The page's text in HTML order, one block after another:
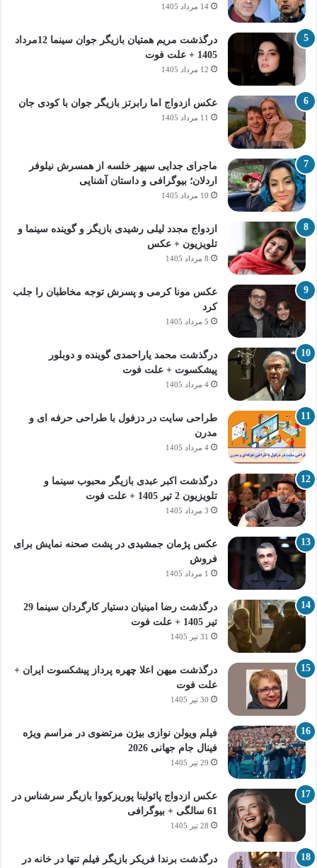
14 مرداد 1405
درگذشت مریم همتیان بازیگر جوان سینما 12مرداد
1405 + علت فوت
12 مرداد 1405
عکس ازدواج اما رابرتز بازیگر جوان با کودی جان
11 مرداد 1405
ماجرای جدایی سپهر خلسه از همسرش نیلوفر
اردلان؛ بیوگرافی و داستان آشنایی
10 مرداد 1405
ازدواج مجدد لیلی رشیدی بازیگر و گوینده سینما و
تلویزیون + عکس
8 مرداد 1405
عکس مونا کرمی و پسرش توجه مخاطبان را جلب
کرد
5 مرداد 1405
درگذشت محمد یاراحمدی گوینده و دوبلور
پیشکسوت + علت فوت
4 مرداد 1405
طراحی سایت در دزفول با طراحی حرفه‌ ای و
مدرن
4 مرداد 1405
درگذشت اکبر عبدی بازیگر محبوب سینما و
تلویزیون 2 تیر 1405 + علت فوت
3 مرداد 1405
عکس پژمان جمشیدی در پشت صحنه نمایش برای
فروش
1 مرداد 1405
درگذشت رضا امینیان دستیار کارگردان سینما 29
تیر 1405 + علت فوت
31 تیر 1405
درگذشت میهن اعلا چهره پرداز پیشکسوت ایران +
علت فوت
30 تیر 1405
فیلم ویولن نوازی بیژن مرتضوی در مراسم ویژه
فینال جام جهانی 2026
29 تیر 1405
عکس ازدواج پائولینا پوریزکووا بازیگر سرشناس در
61 سالگی + بیوگرافی
28 تیر 1405
درگذشت برندا فریکر بازیگر فیلم تنها در خانه در